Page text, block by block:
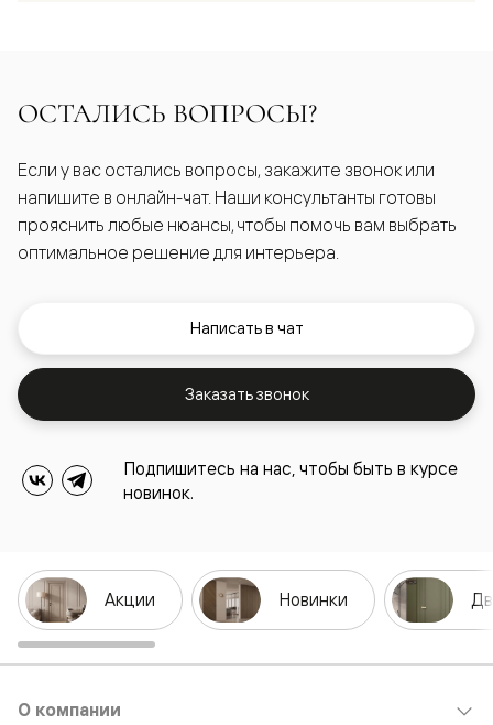
ОСТАЛИСЬ ВОПРОСЫ?
Если у вас остались вопросы, закажите звонок или
напишите в онлайн-чат. Наши консультанты готовы
прояснить любые нюансы, чтобы помочь вам выбрать
оптимальное решение для интерьера.
Написать в чат
Заказать звонок
Подпишитесь на нас, чтобы быть в курсе
новинок.
Акции Новинки
О компании